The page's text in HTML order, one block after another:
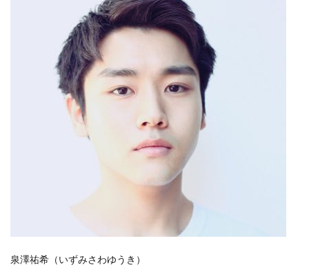
泉澤祐希（いずみさわゆうき）